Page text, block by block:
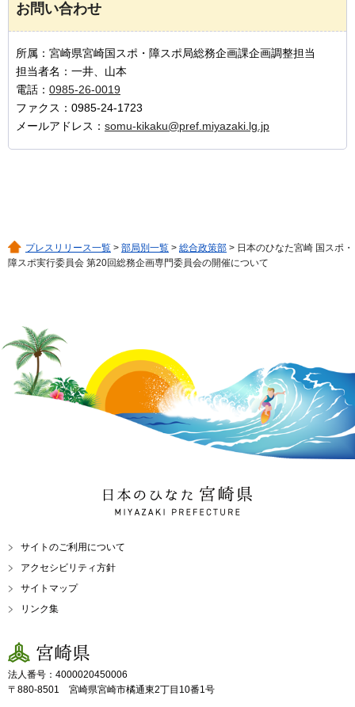
お問い合わせ
所属：宮崎県宮崎国スポ・障スポ局総務企画課企画調整担当
担当者名：一井、山本
電話： 0985-26-0019
ファクス：0985-24-1723
メールアドレス： somu-kikaku@pref.miyazaki.lg.jp
プレスリリース一覧 > 部局別一覧 > 総合政策部 > 日本のひなた宮崎 国スポ・
障スポ実行委員会 第20回総務企画専門委員会の開催について
日本のひなた 宮崎県
MIYAZAKI PREFECTURE
サイトのご利用について
アクセシビリティ方針
サイトマップ
リンク集
宮崎県
法人番号：4000020450006
〒880-8501 宮崎県宮崎市橘通東2丁目10番1号